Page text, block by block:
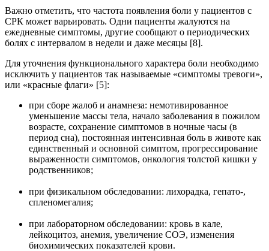
Важно отметить, что частота появления боли у пациентов с
СРК может варьировать. Одни пациенты жалуются на
ежедневные симптомы, другие сообщают о периодических
болях с интервалом в недели и даже месяцы [8].
Для уточнения функционального характера боли необходимо
исключить у пациентов так называемые «симптомы тревоги»,
или «красные флаги» [5]:
при сборе жалоб и анамнеза: немотивированное
уменьшение массы тела, начало заболевания в пожилом
возрасте, сохранение симптомов в ночные часы (в
период сна), постоянная интенсивная боль в животе как
единственный и основной симптом, прогрессирование
выраженности симптомов, онкология толстой кишки у
родственников;
при физикальном обследовании: лихорадка, гепато-,
спленомегалия;
при лабораторном обследовании: кровь в кале,
лейкоцитоз, анемия, увеличение СОЭ, изменения
биохимических показателей крови.